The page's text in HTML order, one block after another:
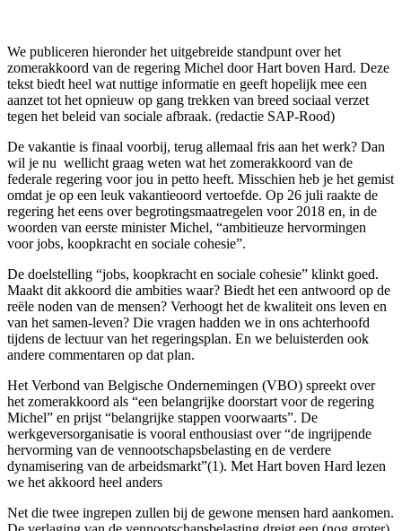
We publiceren hieronder het uitgebreide standpunt over het
zomerakkoord van de regering Michel door Hart boven Hard. Deze
tekst biedt heel wat nuttige informatie en geeft hopelijk mee een
aanzet tot het opnieuw op gang trekken van breed sociaal verzet
tegen het beleid van sociale afbraak. (redactie SAP-Rood)
De vakantie is finaal voorbij, terug allemaal fris aan het werk? Dan
wil je nu wellicht graag weten wat het zomerakkoord van de
federale regering voor jou in petto heeft. Misschien heb je het gemist
omdat je op een leuk vakantieoord vertoefde. Op 26 juli raakte de
regering het eens over begrotingsmaatregelen voor 2018 en, in de
woorden van eerste minister Michel, “ambitieuze hervormingen
voor jobs, koopkracht en sociale cohesie”.
De doelstelling “jobs, koopkracht en sociale cohesie” klinkt goed.
Maakt dit akkoord die ambities waar? Biedt het een antwoord op de
reële noden van de mensen? Verhoogt het de kwaliteit ons leven en
van het samen-leven? Die vragen hadden we in ons achterhoofd
tijdens de lectuur van het regeringsplan. En we beluisterden ook
andere commentaren op dat plan.
Het Verbond van Belgische Ondernemingen (VBO) spreekt over
het zomerakkoord als “een belangrijke doorstart voor de regering
Michel” en prijst “belangrijke stappen voorwaarts”. De
werkgeversorganisatie is vooral enthousiast over “de ingrijpende
hervorming van de vennootschapsbelasting en de verdere
dynamisering van de arbeidsmarkt”(1). Met Hart boven Hard lezen
we het akkoord heel anders
Net die twee ingrepen zullen bij de gewone mensen hard aankomen.